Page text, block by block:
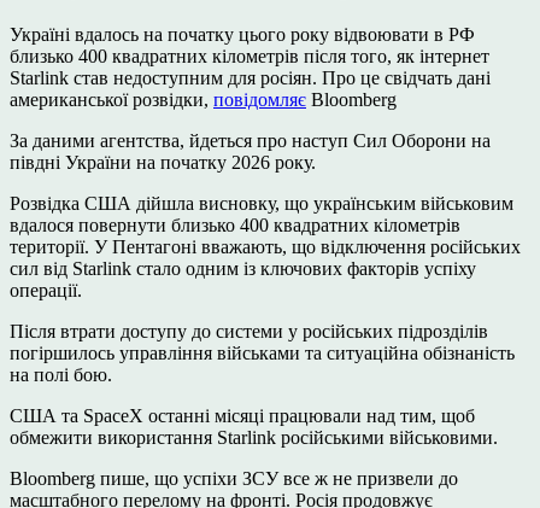
Україні вдалось на початку цього року відвоювати в РФ
близько 400 квадратних кілометрів після того, як інтернет
Starlink став недоступним для росіян. Про це свідчать дані
американської розвідки, повідомляє Bloomberg
За даними агентства, йдеться про наступ Сил Оборони на
півдні України на початку 2026 року.
Розвідка США дійшла висновку, що українським військовим
вдалося повернути близько 400 квадратних кілометрів
території. У Пентагоні вважають, що відключення російських
сил від Starlink стало одним із ключових факторів успіху
операції.
Після втрати доступу до системи у російських підрозділів
погіршилось управління військами та ситуаційна обізнаність
на полі бою.
США та SpaceX останні місяці працювали над тим, щоб
обмежити використання Starlink російськими військовими.
Bloomberg пише, що успіхи ЗСУ все ж не призвели до
масштабного перелому на фронті. Росія продовжує